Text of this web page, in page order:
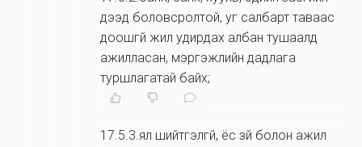
дээд боловсролтой, уг салбарт таваас
доошгүй жил удирдах албан тушаалд
ажилласан, мэргэжлийн дадлага
туршлагатай байх;
17.5.3.ял шийтгэлгүй, ёс зүй болон ажил